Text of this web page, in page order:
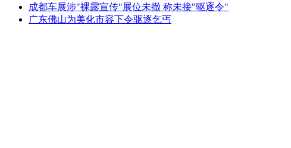
山西运城恶犬咬伤多人 警民合力深夜将其击毙
成都车展涉"裸露宣传"展位未撤 称未接"驱逐令"
广东佛山为美化市容下令驱逐乞丐